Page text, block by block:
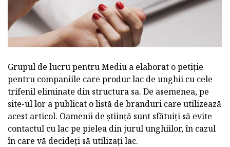
Grupul de lucru pentru Mediu a elaborat o petiție
pentru companiile care produc lac de unghii cu cele
trifenil eliminate din structura sa. De asemenea, pe
site-ul lor a publicat o listă de branduri care utilizează
acest articol. Oamenii de știință sunt sfătuiți să evite
contactul cu lac pe pielea din jurul unghiilor, în cazul
în care vă decideți să utilizați lac.